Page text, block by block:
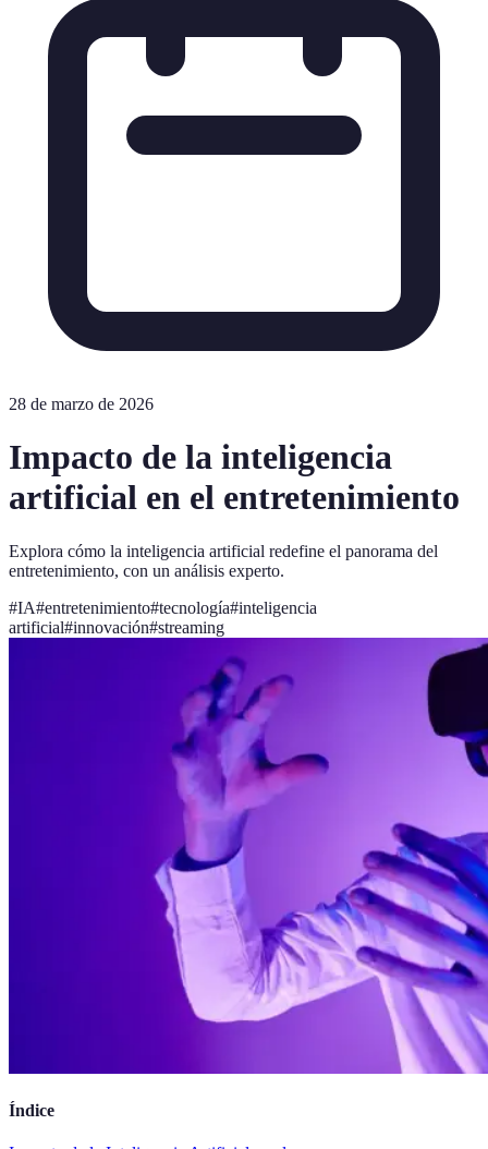
28 de marzo de 2026
Impacto de la inteligencia
artificial en el entretenimiento
Explora cómo la inteligencia artificial redefine el panorama del
entretenimiento, con un análisis experto.
#IA#entretenimiento#tecnología#inteligencia
artificial#innovación#streaming
Índice